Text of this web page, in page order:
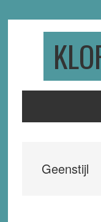
Geenstijl